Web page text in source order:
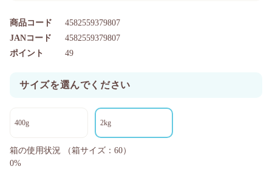
商品コード 4582559379807
ポイント 49
JANコード 4582559379807
サイズを選んでください
400g 2kg
箱の使用状況
（箱サイズ：60）
0%